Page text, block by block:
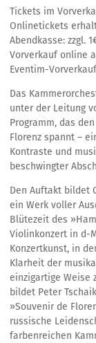
Tickets im
Onlinetickets
Abendkasse: zzgl.
Vorverkauf online
Eventim-
Das
unter der Leitung
Programm, das
Florenz spannt –
Kontraste und
beschwingter
Den Auftakt bildet
ein Werk voller
Blütezeit des
Violinkonzert in d-
Konzertkunst, in
Klarheit der
einzigartige Weise
bildet Peter
»Souvenir de
russische
farbenreichen